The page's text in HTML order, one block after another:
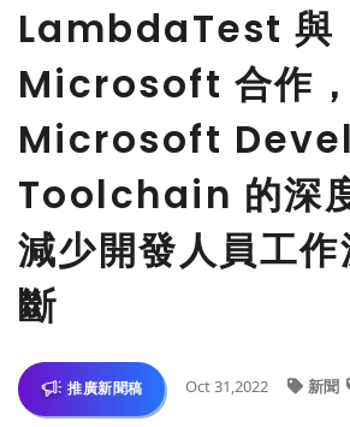
LambdaTest 與
Microsoft 合作
Microsoft
Toolchain 的深
減少開發人員工作
斷
推廣新聞稿 Oct 31,2022 新聞